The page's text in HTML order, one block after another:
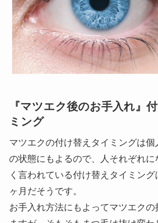
『マツエク後のお手入れ』
ミング
マツエクの付け替えタイミングは個
の状態にもよるので、人それぞれに
く言われている付け替えタイミン
ヶ月だそうです。
お手入れ方法にもよってマツエクの